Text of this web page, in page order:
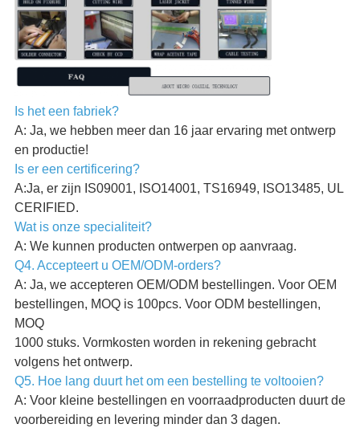
Is het een fabriek?
A: Ja, we hebben meer dan 16 jaar ervaring met ontwerp
en productie!
Is er een certificering?
A:Ja, er zijn IS09001, ISO14001, TS16949, ISO13485, UL
CERIFIED.
Wat is onze specialiteit?
A: We kunnen producten ontwerpen op aanvraag.
Q4. Accepteert u OEM/ODM-orders?
A: Ja, we accepteren OEM/ODM bestellingen. Voor OEM
bestellingen, MOQ is 100pcs. Voor ODM bestellingen,
MOQ
1000 stuks. Vormkosten worden in rekening gebracht
volgens het ontwerp.
Q5. Hoe lang duurt het om een bestelling te voltooien?
A: Voor kleine bestellingen en voorraadproducten duurt de
voorbereiding en levering minder dan 3 dagen.